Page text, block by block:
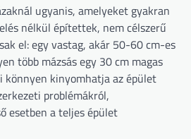
ugyanis, amelyeket gyakran
nélkül építettek, nem célszerű
el: egy vastag, akár 50-60 cm-es
több mázsás egy 30 cm magas
könnyen kinyomhatja az épület
problémákról,
esetben a teljes épület